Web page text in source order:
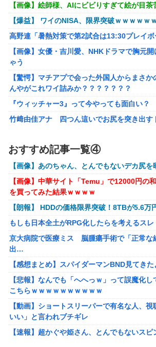
【悲報】Z世代「求刑7年のジャンポケ斎
者殺した方が量刑軽かっただろ」←1万い
【動画】福岡の電車、複数の駅で「チン
ウンスが流れ大騒ぎwwwwwwwww
ので訴えます」
【艦これ】 なんか今回はE5は甲で当然
ね
もしも日本全土がRPG化したらを考える
【〈物語〉シリーズ】 セガ「忍野忍」「
イズフィギュア【彩色原型公開】
【謎】『ダーク路線のドラクエ12』を発
けなかった理由ってガチでなに？とりあ
【ウマ娘】海外のファンアートからしか
ある。←「おデジ以外味付けが濃いな…
キム・カッファン総合スレ
ムの敵ｗｗｗｗｗ
【画像】絵師様、AIにビビりすぎて絵が目茶
【爆益】 ワイのNISA、限界突破ｗｗｗｗｗｗ
高野連「暑熱対策で第2試合は13:30プレイボ
【画像】女優・吉川愛、NHKドラマで胸元
ゃう
【驚愕】マチアプで会った外国人からまさ
んやがこれワイ詰みか？？？？？？？
『ウィッチャー3』って今やっても面白い？
竹﨑由佳アナ 四つん這いでお尻を突き出す
【涼宮ハルヒの憂鬱】Vivitフィギュア「涼宮
ィギュア【彩色原型公開】
【ボンバーガール】KONAMI「最愛チアモ」
【彩色原型公開】
【初音ミク】「PERIHAPI! おきがえちゅう
ーズ 2」トレフィグ【予約開始】
【艦これ】イベントぼちぼち終わらせてる人
ったらみんな何してる？
【艦これ】デイス 他
【艦これ】けーかいじん 他
【画像】避難所のリアル、レベチｗｗｗｗ
ｗｗ
【悲報】財務省のエース、左遷へ。官邸幹
かったから」
ワイ「子供2人目欲しいんやが、、、」ヨッ
おすすめ記事一覧④
【画像】あのちゃん、とんでもないデカ尻を
【画像】中華サイト「Temu」で12000円の
を買ってみた結果ｗｗｗｗ
【朗報】 HDDの価格限界突破！8TBが5.6万
もしも日本全土がRPG化したらを考えるスレ
京大病院で医療ミス 脳腫瘍手術で「正常な
出…
【感想まとめ】スパイダーマンBND見てきた
【悲報】なんでも「へへっｗ」って誤魔化
こちらｗｗｗｗｗｗｗｗｗｗ
【動画】ショートスリーパーで有名な人、
いい」と言われブチギレ
【速報】超かぐや姫さん、とんでもないス